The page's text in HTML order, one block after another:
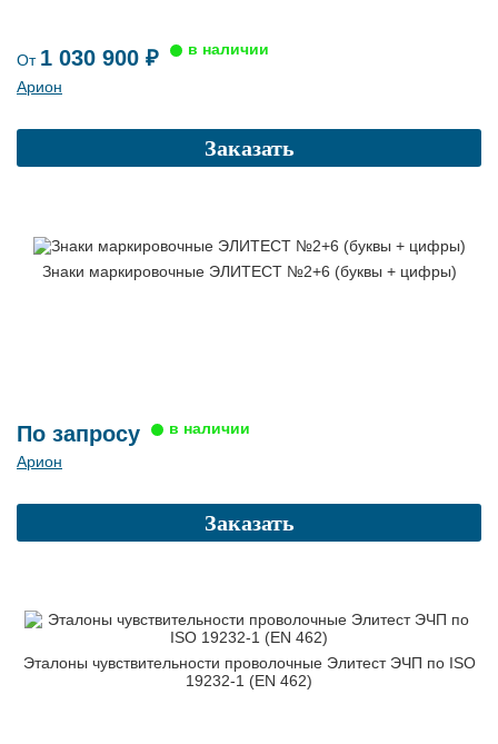
От 1 030 900 ₽
Арион
Заказать
Знаки маркировочные ЭЛИТЕСТ №2+6 (буквы + цифры)
По запросу
Арион
Заказать
Эталоны чувствительности проволочные Элитест ЭЧП по ISO
19232-1 (EN 462)